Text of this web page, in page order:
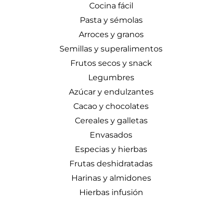
Cocina fácil
Pasta y sémolas
Arroces y granos
Semillas y superalimentos
Frutos secos y snack
Legumbres
Azúcar y endulzantes
Cacao y chocolates
Cereales y galletas
Envasados
Especias y hierbas
Frutas deshidratadas
Harinas y almidones
Hierbas infusión